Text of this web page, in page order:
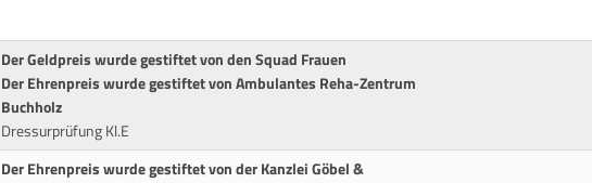
Der Geldpreis wurde gestiftet von den Squad Frauen
Der Ehrenpreis wurde gestiftet von Ambulantes Reha-Zentrum
Buchholz
Dressurprüfung Kl.E
Der Ehrenpreis wurde gestiftet von der Kanzlei Göbel &